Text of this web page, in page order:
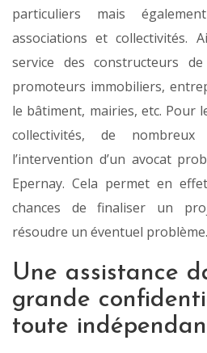
particuliers mais
associations et collectivités.
service des constructeurs
promoteurs immobiliers,
le bâtiment, mairies, etc. Pour
collectivités, de
l’intervention d’un avocat
Epernay. Cela permet en
chances de finaliser un
résoudre un éventuel problème.
Une assistance
grande
toute